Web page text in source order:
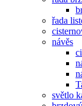
řada
návěs
světlo